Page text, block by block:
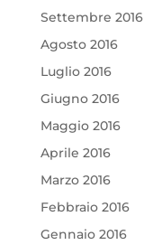
Settembre 2016
Agosto 2016
Luglio 2016
Giugno 2016
Maggio 2016
Aprile 2016
Marzo 2016
Febbraio 2016
Gennaio 2016